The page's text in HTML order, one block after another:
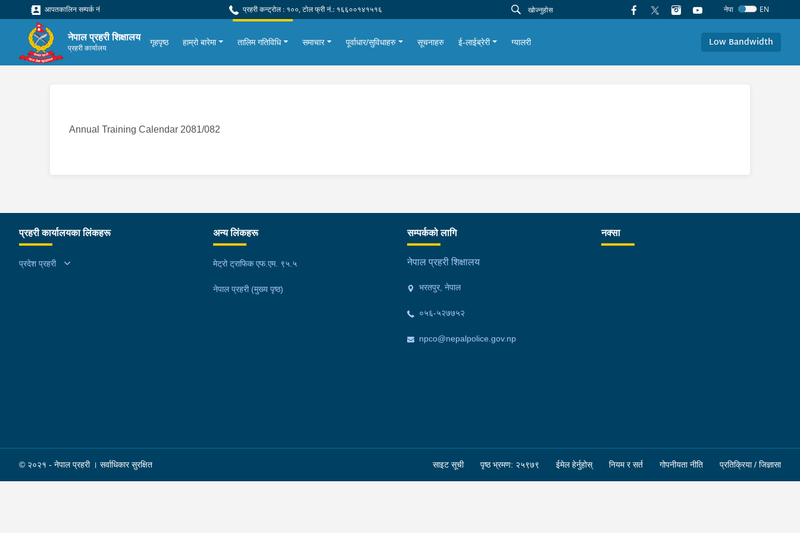
आपतकालिन सम्पर्क नं प्रहरी कन्ट्रोल : १००, टोल फ्री नं.: १६६००१४१५१६ नेपा EN
नेपाल प्रहरी शिक्षालय
प्रहरी कार्यालय
गृहपृष्ठ हाम्रो बारेमा तालिम गतिविधि समाचार पूर्वाधार/सुविधाहरु सूचनाहरु ई-लाईब्रेरी ग्यालरी Low Bandwidth
Annual Training Calendar 2081/082
प्रहरी कार्यालयका लिंकहरू
प्रदेश प्रहरी
अन्य लिंकहरू
मेट्रो ट्राफिक एफ.एम. ९५.५
नेपाल प्रहरी (मुख्य पृष्ठ)
सम्पर्कको लागि
नेपाल प्रहरी शिक्षालय
भरतपुर, नेपाल
०५६-५२७७५२
npco@nepalpolice.gov.np
नक्सा
© २०२१ - नेपाल प्रहरी । सर्वाधिकार सुरक्षित साइट सूची पृष्ठ भ्रमण: २५९७९ ईमेल हेर्नुहोस् नियम र सर्त गोपनीयता नीति प्रतिक्रिया / जिज्ञासा